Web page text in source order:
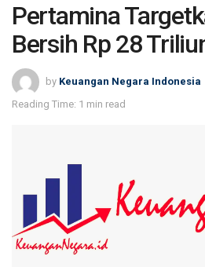
Pertamina
Bersih Rp 28
by Keuangan Negara Indonesia
Reading Time: 1 min read